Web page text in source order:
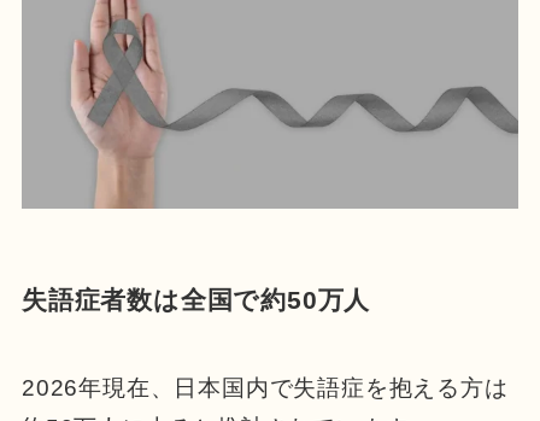
失語症者数は全国で約50万人
2026年現在、日本国内で失語症を抱える方は